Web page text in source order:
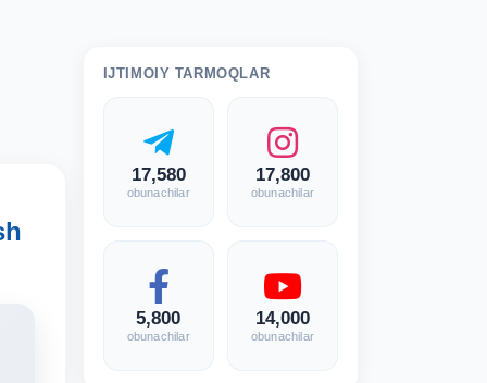
IJTIMOIY TARMOQLAR
17,580
obunachilar
17,800
obunachilar
5,800
obunachilar
14,000
obunachilar